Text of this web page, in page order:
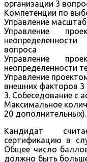
организации 3
Компетенции по
Управление
Управление
вопроса
Управление
неопределенности
Управление
внешних факторов 3
3. Собеседование с
Максимальное
20 дополнительных).
Кандидат
сертификацию в
Общее число
должно быть